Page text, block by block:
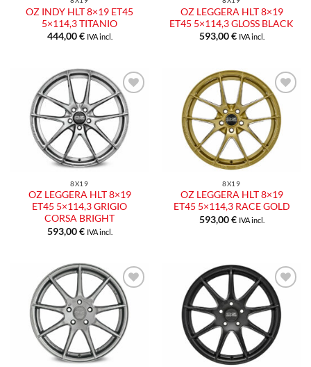
OZ INDY HLT 8×19 ET45
5×114,3 TITANIO
444,00€ IVA incl.
OZ LEGGERA HLT 8×19
ET45 5×114,3 GLOSS BLACK
593,00€ IVA incl.
Aggiungi
alla lista
dei
desideri
8X19
OZ LEGGERA HLT 8×19
ET45 5×114,3 GRIGIO
CORSA BRIGHT
593,00€ IVA incl.
Aggiungi
alla lista
dei
desideri
8X19
OZ LEGGERA HLT 8×19
ET45 5×114,3 RACE GOLD
593,00€ IVA incl.
Aggiungi
alla lista
dei
desideri
Aggiungi
alla lista
dei
desideri